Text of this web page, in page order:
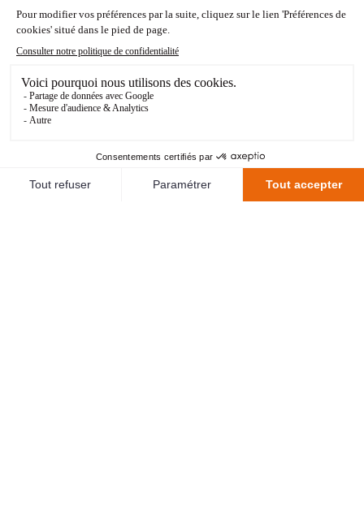
Challenge mi-temps du Département du
Morbihan + Drapeaux protocole (U17 F)
CAPTCHA